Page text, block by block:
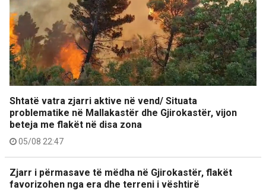
Shtatë vatra zjarri aktive në vend/ Situata
problematike në Mallakastër dhe Gjirokastër, vijon
beteja me flakët në disa zona
05/08 22:47
Zjarr i përmasave të mëdha në Gjirokastër, flakët
favorizohen nga era dhe terreni i vështirë